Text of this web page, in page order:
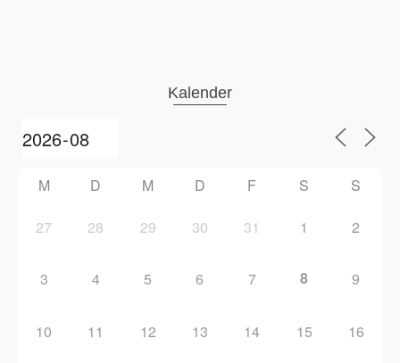
Kalender
M D M D F S S
27 28 29 30 31 1 2
3 4 5 6 7 8 9
10 11 12 13 14 15 16